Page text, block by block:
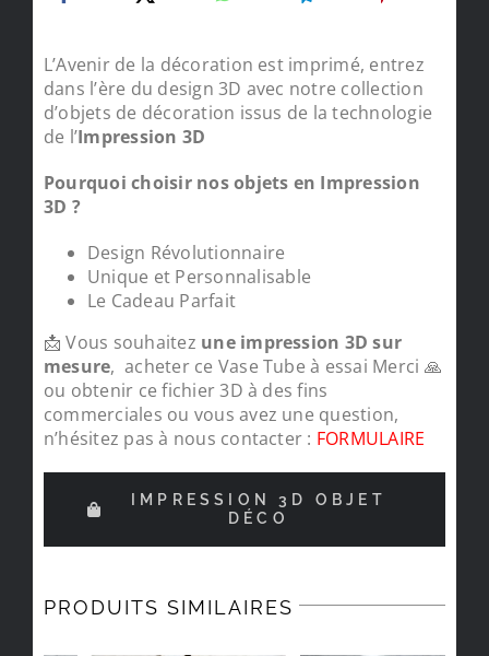
L’Avenir de la décoration est imprimé, entrez
dans l’ère du design 3D avec notre collection
d’objets de décoration issus de la technologie
de l’Impression 3D
Pourquoi choisir nos objets en Impression
3D ?
Design Révolutionnaire
Unique et Personnalisable
Le Cadeau Parfait
📩 Vous souhaitez une impression 3D sur
mesure, acheter ce Vase Tube à essai Merci 🙏
ou obtenir ce fichier 3D à des fins
commerciales ou vous avez une question,
n’hésitez pas à nous contacter : FORMULAIRE
IMPRESSION 3D OBJET
DÉCO
PRODUITS SIMILAIRES